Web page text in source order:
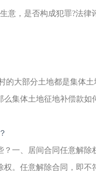
意，是否构成犯罪?法律
的大部分土地都是集体
集体土地征地补偿款如
一、居间合同任意解除
。任意解除合同，即不